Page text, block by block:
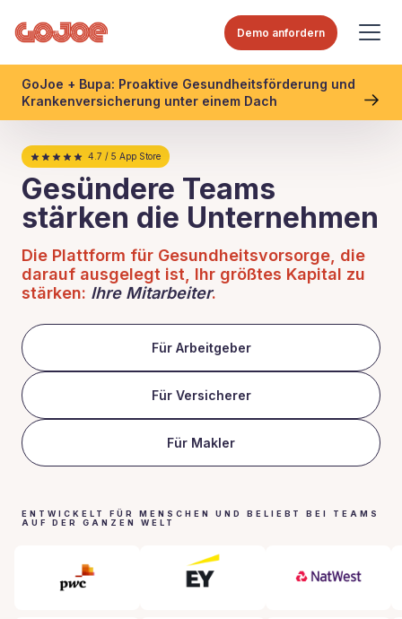
Demo anfordern
GoJoe + Bupa: Proaktive Gesundheitsförderung und
Krankenversicherung unter einem Dach
4.7 / 5 App Store
Gesündere Teams
stärken die Unternehmen
Die Plattform für Gesundheitsvorsorge, die
darauf ausgelegt ist, Ihr größtes Kapital zu
stärken: Ihre Mitarbeiter.
Für Arbeitgeber
Für Versicherer
Für Makler
ENTWICKELT FÜR MENSCHEN UND BELIEBT BEI TEAMS
AUF DER GANZEN WELT